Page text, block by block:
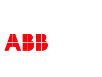
Energia pre